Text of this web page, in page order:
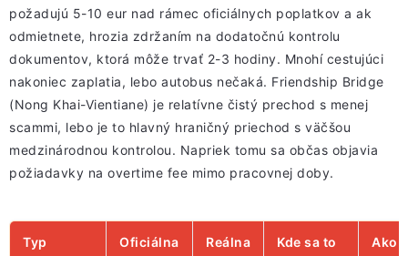
požadujú 5-10 eur nad rámec oficiálnych poplatkov a ak
odmietnete, hrozia zdržaním na dodatočnú kontrolu
dokumentov, ktorá môže trvať 2-3 hodiny. Mnohí cestujúci
nakoniec zaplatia, lebo autobus nečaká. Friendship Bridge
(Nong Khai-Vientiane) je relatívne čistý prechod s menej
scammi, lebo je to hlavný hraničný priechod s väčšou
medzinárodnou kontrolou. Napriek tomu sa občas objavia
požiadavky na overtime fee mimo pracovnej doby.
Typ
Oficiálna
Reálna
Kde sa to
Ako